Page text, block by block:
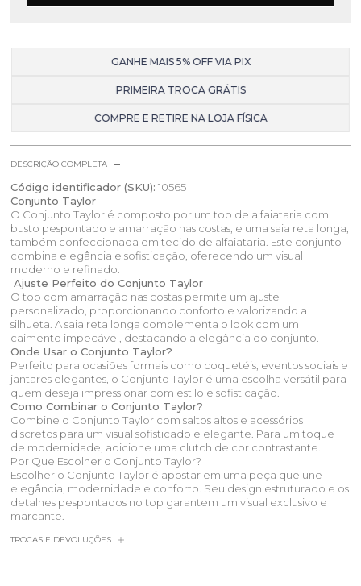
GANHE MAIS 5% OFF VIA PIX
PRIMEIRA TROCA GRÁTIS
COMPRE E RETIRE NA LOJA FÍSICA
DESCRIÇÃO COMPLETA
Código identificador (SKU): 10565
Conjunto Taylor
O Conjunto Taylor é composto por um top de alfaiataria com
busto pespontado e amarração nas costas, e uma saia reta longa,
também confeccionada em tecido de alfaiataria. Este conjunto
combina elegância e sofisticação, oferecendo um visual
moderno e refinado.
Ajuste Perfeito do Conjunto Taylor
O top com amarração nas costas permite um ajuste
personalizado, proporcionando conforto e valorizando a
silhueta. A saia reta longa complementa o look com um
caimento impecável, destacando a elegância do conjunto.
Onde Usar o Conjunto Taylor?
Perfeito para ocasiões formais como coquetéis, eventos sociais e
jantares elegantes, o Conjunto Taylor é uma escolha versátil para
quem deseja impressionar com estilo e sofisticação.
Como Combinar o Conjunto Taylor?
Combine o Conjunto Taylor com saltos altos e acessórios
discretos para um visual sofisticado e elegante. Para um toque
de modernidade, adicione uma clutch de cor contrastante.
Por Que Escolher o Conjunto Taylor?
Escolher o Conjunto Taylor é apostar em uma peça que une
elegância, modernidade e conforto. Seu design estruturado e os
detalhes pespontados no top garantem um visual exclusivo e
marcante.
TROCAS E DEVOLUÇÕES